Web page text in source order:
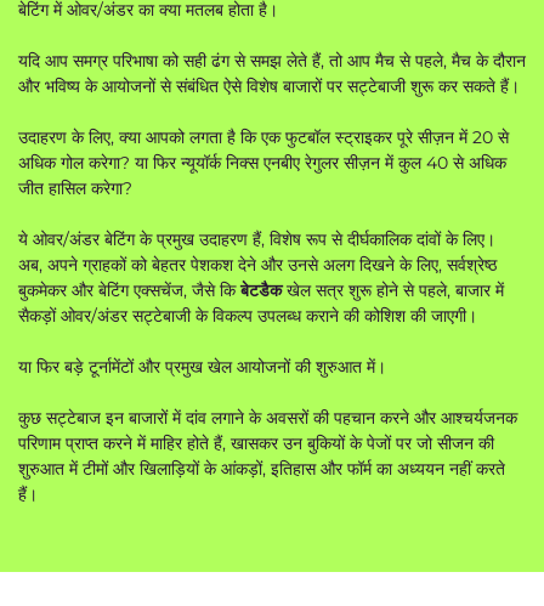
बेटिंग में ओवर/अंडर का क्या मतलब होता है।
यदि आप समग्र परिभाषा को सही ढंग से समझ लेते हैं, तो आप मैच से पहले, मैच के दौरान
और भविष्य के आयोजनों से संबंधित ऐसे विशेष बाजारों पर सट्टेबाजी शुरू कर सकते हैं।
उदाहरण के लिए, क्या आपको लगता है कि एक फुटबॉल स्ट्राइकर पूरे सीज़न में 20 से
अधिक गोल करेगा? या फिर न्यूयॉर्क निक्स एनबीए रेगुलर सीज़न में कुल 40 से अधिक
जीत हासिल करेगा?
ये ओवर/अंडर बेटिंग के प्रमुख उदाहरण हैं, विशेष रूप से दीर्घकालिक दांवों के लिए।
अब, अपने ग्राहकों को बेहतर पेशकश देने और उनसे अलग दिखने के लिए, सर्वश्रेष्ठ
बुकमेकर और बेटिंग एक्सचेंज, जैसे किबेटडैकखेल सत्र शुरू होने से पहले, बाजार में
सैकड़ों ओवर/अंडर सट्टेबाजी के विकल्प उपलब्ध कराने की कोशिश की जाएगी।
या फिर बड़े टूर्नामेंटों और प्रमुख खेल आयोजनों की शुरुआत में।
कुछ सट्टेबाज इन बाजारों में दांव लगाने के अवसरों की पहचान करने और आश्चर्यजनक
परिणाम प्राप्त करने में माहिर होते हैं, खासकर उन बुकियों के पेजों पर जो सीजन की
शुरुआत में टीमों और खिलाड़ियों के आंकड़ों, इतिहास और फॉर्म का अध्ययन नहीं करते
हैं।